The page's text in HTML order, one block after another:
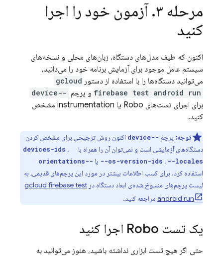
مرحله ۳ .آزمون خود را اجرا
کنید
اکنون که طیف مدل‌های دستگاه، زبان‌های محلی و نسخه‌های
سیستم عامل موجود برای آزمایش برنامه خود را می‌دانید،
می‌توانید دستگاه‌ها را با استفاده از دستور gcloud
firebase test android run و پرچم --device
برای اجرای تست‌های Robo یا instrumentation مشخص
کنید.
توجه: پرچم --device
اکنون روش ترجیحی برای مشخص کردن
دستگاه‌های آزمایشی است و نمی‌توان آن را همراه با
،
--os-version-ids ، --locales یا --orientations
استفاده کرد. برای کسب اطلاعات بیشتر در مورد این پرچم‌های قدیمی، به
لیست پرچم‌های منسوخ شده‌ی ابعاد دستگاه در gcloud firebase test
android run مراجعه کنید.
یک تست Robo اجرا کنید
حتی اگر هیچ تست ابزاری نداشته باشید، هنوز می‌توانید به